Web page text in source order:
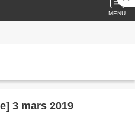
MENU
3 mars 2019